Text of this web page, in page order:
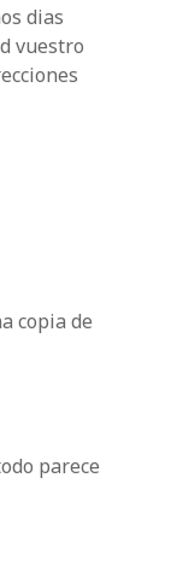
dias
vuestro
copia de
parece